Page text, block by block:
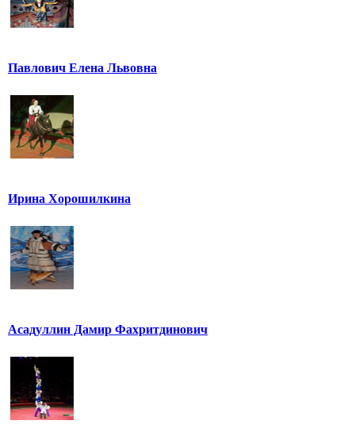
Павлович Елена Львовна
Ирина Хорошилкина
Асадуллин Дамир Фахритдинович